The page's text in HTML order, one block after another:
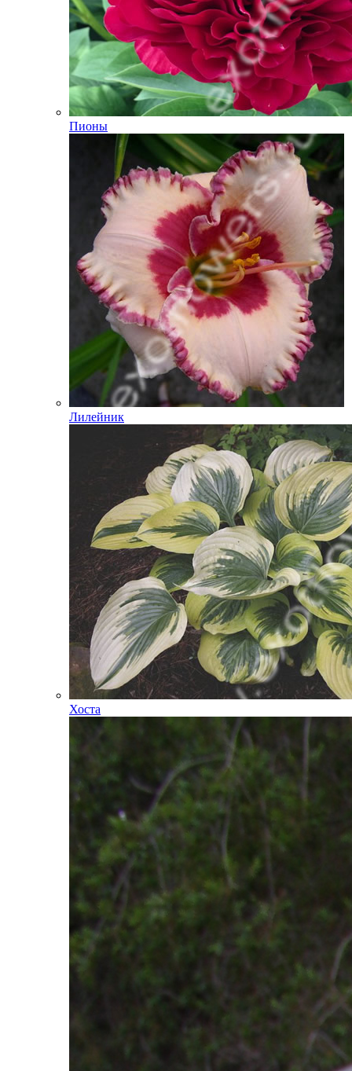
Пионы
Лилейник
Хоста